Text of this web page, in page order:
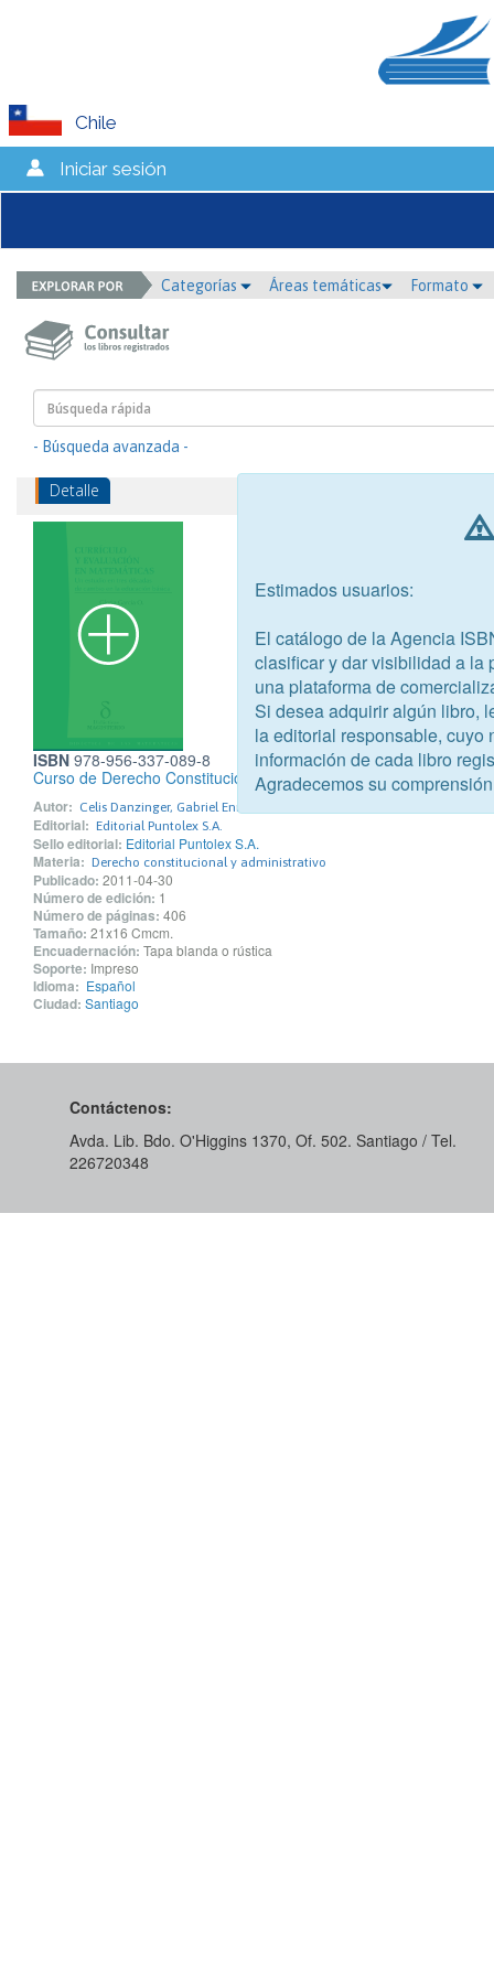
Chile
Iniciar sesión
Categorías Áreas temáticas Formato
- Búsqueda avanzada -
Detalle
ISBN 978-956-337-089-8
Curso de Derecho Constitucional. Tomo II
Autor: Celis Danzinger, Gabriel Enrique
Editorial: Editorial Puntolex S.A.
Sello editorial: Editorial Puntolex S.A.
Materia: Derecho constitucional y administrativo
Publicado: 2011-04-30
Número de edición: 1
Número de páginas: 406
Tamaño: 21x16 Cmcm.
Encuadernación: Tapa blanda o rústica
Soporte: Impreso
Idioma: Español
Ciudad: Santiago
Contáctenos:
Avda. Lib. Bdo. O'Higgins 1370, Of. 502. Santiago / Tel.
226720348
Estimados usuarios:
El catálogo de la Agencia
clasificar y dar visibilidad a la
una plataforma de
Si desea adquirir algún libro,
la editorial responsable, cuyo
información de cada libro
Agradecemos su